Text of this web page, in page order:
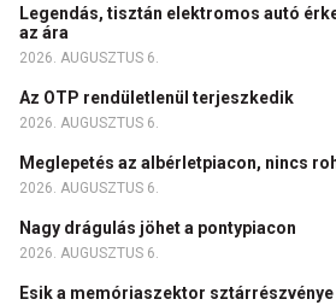
Legendás, tisztán elektromos autó
az ára
2026. AUGUSZTUS 6.
Az OTP rendületlenül terjeszkedik
2026. AUGUSZTUS 6.
Meglepetés az albérletpiacon, nincs
2026. AUGUSZTUS 6.
Nagy drágulás jöhet a pontypiacon
2026. AUGUSZTUS 6.
Esik a memóriaszektor sztárrészvénye